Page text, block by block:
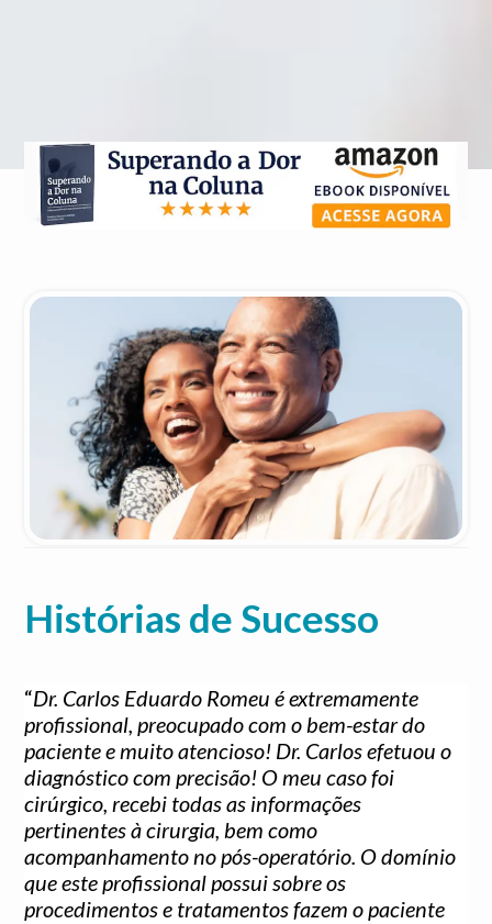
Histórias de Sucesso
“Dr. Carlos Eduardo Romeu é extremamente
profissional, preocupado com o bem-estar do
paciente e muito atencioso! Dr. Carlos efetuou o
diagnóstico com precisão! O meu caso foi
cirúrgico, recebi todas as informações
pertinentes à cirurgia, bem como
acompanhamento no pós-operatório. O domínio
que este profissional possui sobre os
procedimentos e tratamentos fazem o paciente